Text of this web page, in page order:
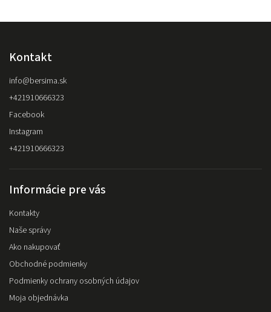
Kontakt
info@bersima.sk
+421910666323
Facebook
Instagram
+421910666323
Informácie pre vás
Kontakty
Naše správy
Ako nakupovať
Obchodné podmienky
Podmienky ochrany osobných údajov
Moja objednávka